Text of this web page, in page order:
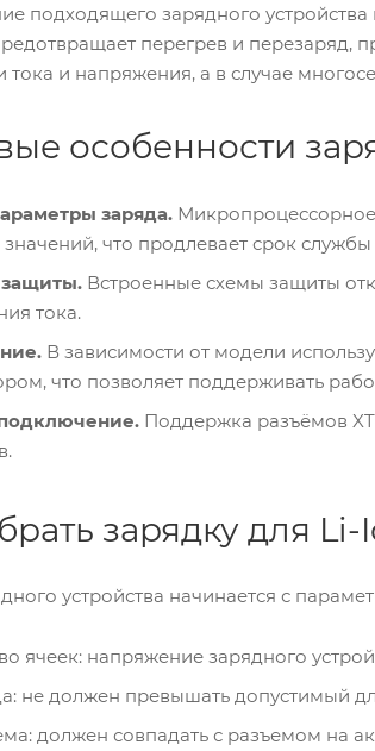
подходящего зарядного
перегрев и перезаряд,
тока и напряжения, а в случае
особенности
заряда. Микропроцессорное
что продлевает срок
Встроенные схемы защиты
тока.
В зависимости от модели
что позволяет поддерживать
Поддержка разъёмов
зарядку для Li-
устройства начинается с
ячеек: напряжение зарядного
не должен превышать допустимый
должен совпадать с разъемом на